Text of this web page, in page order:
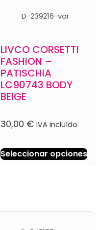
D-239216-var
LIVCO CORSETTI
FASHION –
PATISCHIA
LC90743 BODY
BEIGE
30,00 € IVA incluído
Seleccionar opciones